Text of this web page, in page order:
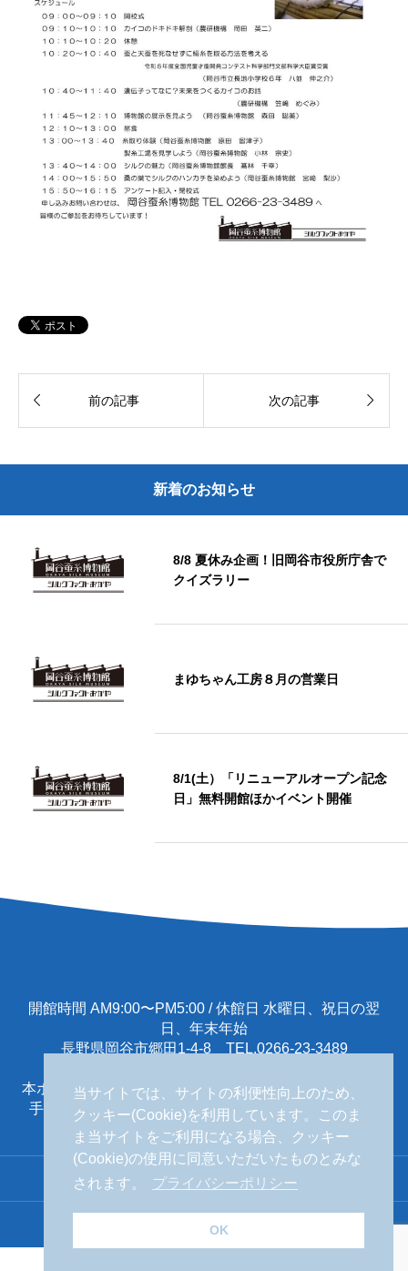
 前の記事 次の記事 
新着のお知らせ
8/8 夏休み企画！旧岡谷市役所庁舎で
クイズラリー
まゆちゃん工房８月の営業日
8/1(土）「リニューアルオープン記念
日」無料開館ほかイベント開催
開館時間 AM9:00〜PM5:00 / 休館日 水曜日、祝日の翌
日、年末年始
長野県岡谷市郷田1-4-8 TEL.0266-23-3489
本ホームページに掲載する一切の文書･図版･写真等を、
手段や形態を問わず複製、転載することを禁じます。
Copyright © 2024 岡谷蚕糸博物館
当サイトでは、サイトの利便性向上のため、
クッキー(Cookie)を利用しています。このま
ま当サイトをご利用になる場合、クッキー
(Cookie)の使用に同意いただいたものとみな
されます。
プライバシーポリシー
OK